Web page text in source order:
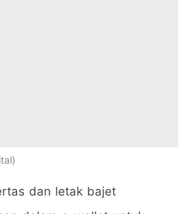
dan letak bajet